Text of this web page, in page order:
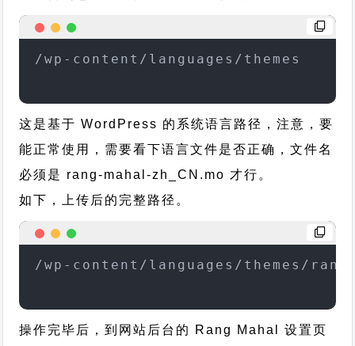
/wp-content/languages/themes
这是基于 WordPress 的系统语言路径，注意，要
能正常使用，需要看下语言文件是否正确，文件名
必须是 rang-mahal-zh_CN.mo 才行。
如下，上传后的完整路径。
/wp-content/languages/themes/rang-
操作完毕后，到网站后台的 Rang Mahal 设置页